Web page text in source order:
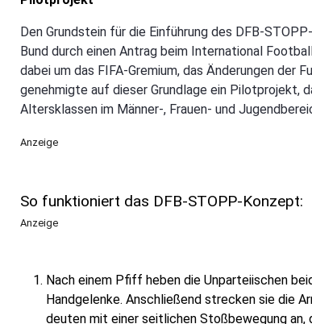
Den Grundstein für die Einführung des DFB-
Bund durch einen Antrag beim International
dabei um das FIFA-Gremium, das Änderungen der
genehmigte auf dieser Grundlage ein Pilotprojekt,
Altersklassen im Männer-, Frauen- und
Anzeige
So funktioniert das DFB-STOPP-Konzept:
Anzeige
Nach einem Pfiff heben die Unparteiischen
Handgelenke. Anschließend strecken sie die
deuten mit einer seitlichen Stoßbewegung an,